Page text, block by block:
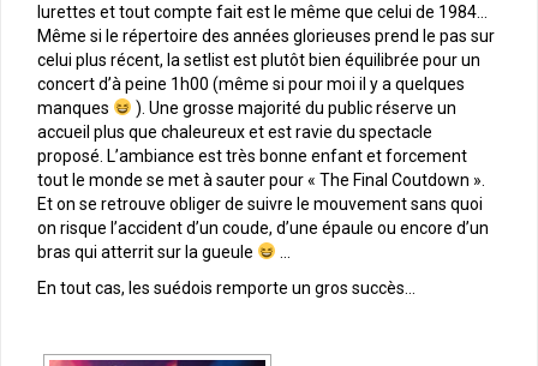
lurettes et tout compte fait est le même que celui de 1984…
Même si le répertoire des années glorieuses prend le pas sur
celui plus récent, la setlist est plutôt bien équilibrée pour un
concert d’à peine 1h00 (même si pour moi il y a quelques
manques
). Une grosse majorité du public réserve un
accueil plus que chaleureux et est ravie du spectacle
proposé. L’ambiance est très bonne enfant et forcement
tout le monde se met à sauter pour « The Final Coutdown ».
Et on se retrouve obliger de suivre le mouvement sans quoi
on risque l’accident d’un coude, d’une épaule ou encore d’un
bras qui atterrit sur la gueule
En tout cas, les suédois remporte un gros succès…